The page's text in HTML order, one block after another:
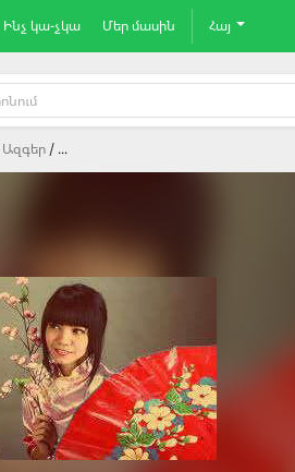
Ինչ կա-չկա Մեր մասին Հայ
Ազգեր ...